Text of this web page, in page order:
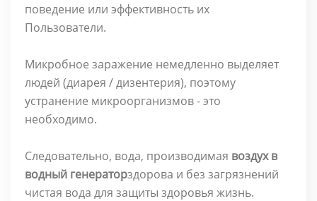
поведение или эффективность их
Пользователи.
Микробное заражение немедленно выделяет
людей (диарея / дизентерия), поэтому
устранение микроорганизмов - это
необходимо.
Следовательно, вода, производимая воздух в
водный генераторздорова и без загрязнений
чистая вода для защиты здоровья жизнь.